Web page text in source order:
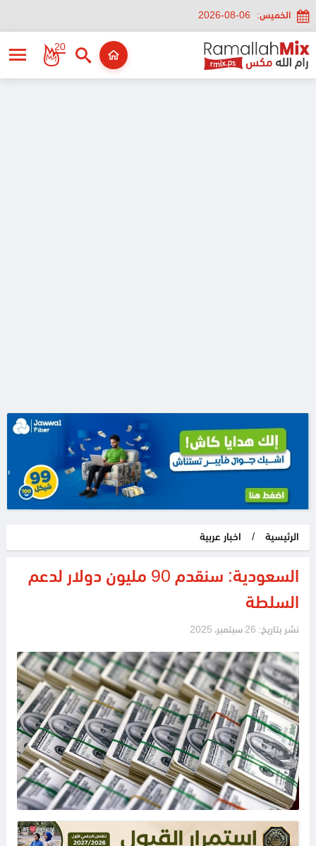
الخميس: 2026-08-06
20
الرئيسية / اخبار عربية
السعودية: سنقدم 90 مليون دولار لدعم
السلطة
نشر بتاريخ: 26 سبتمبر، 2025